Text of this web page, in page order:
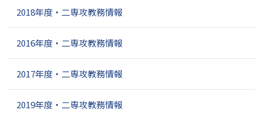
2018年度・二専攻教務情報
2016年度・二専攻教務情報
2017年度・二専攻教務情報
2019年度・二専攻教務情報